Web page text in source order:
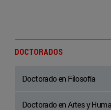
DOCTORADOS
Doctorado en Filosofía
Doctorado en Artes y